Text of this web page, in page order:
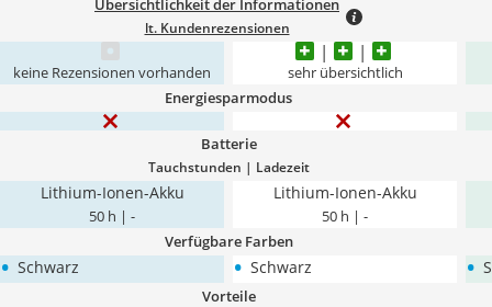
Übersichtlichkeit der Informationen
lt. Kundenrezensionen
keine Rezensionen vorhanden sehr übersichtlich
Energiesparmodus
Batterie
Tauchstunden | Ladezeit
Lithium-Ionen-Akku
50 h | -
Lithium-Ionen-Akku
50 h | -
Verfügbare Farben
• Schwarz • Schwarz •
Vorteile